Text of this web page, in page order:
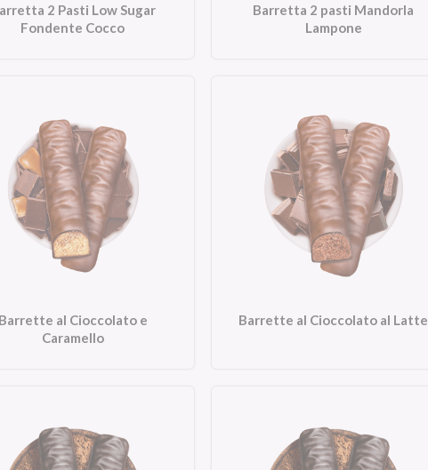
2 Pasti Low Sugar
Fondente Cocco
Barretta 2 pasti Mandorla
Lampone
Barrette al Cioccolato e
Caramello
Barrette al Cioccolato al Latte